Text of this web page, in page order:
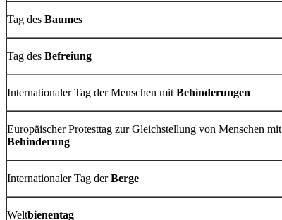
Tag des Baumes
Tag des Befreiung
Internationaler Tag der Menschen mit Behinderungen
Europäischer Protesttag zur Gleichstellung von Menschen mit
Behinderung
Internationaler Tag derBerge
Weltbienentag